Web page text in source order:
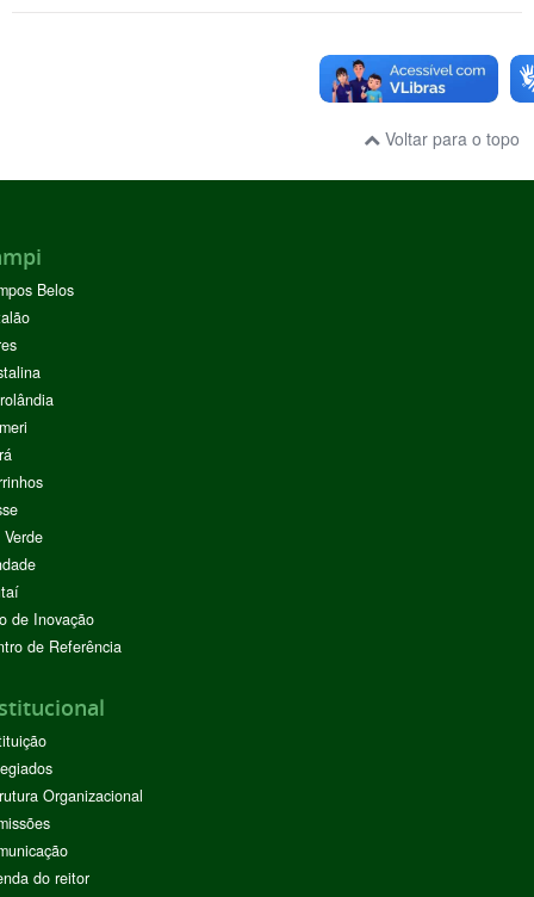
Voltar para o topo
Belos
de Inovação
de Referência
Organizacional
do reitor